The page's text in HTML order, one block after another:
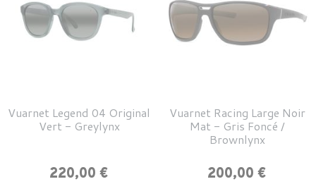
Vuarnet Legend 04 Original
Vert - Greylynx
Prix
220,00 €
Vuarnet Racing Large Noir
Mat - Gris Foncé /
Brownlynx
Prix
200,00 €